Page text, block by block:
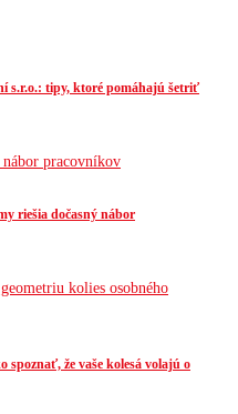
s.r.o.: tipy, ktoré pomáhajú šetriť
riešia dočasný nábor
spoznať, že vaše kolesá volajú o